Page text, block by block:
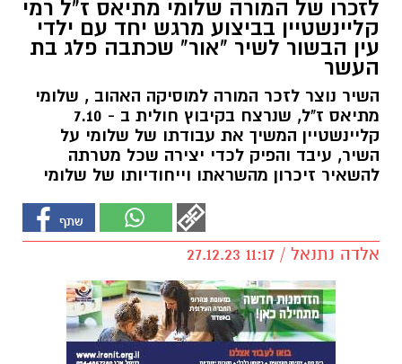
לזכרו של המורה שלומי מתיאס ז"ל רמי
קליינשטיין בביצוע מרגש יחד עם ילדי
עין הבשור לשיר "אור" שכתבה פלג בת
העשר
השיר נוצר לזכר המורה למוסיקה האהוב , שלומי
מתיאס ז"ל, שנרצח בקיבוץ חולית ב - 7.10
קליינשטיין המשיך את עבודתו של שלומי על
השיר, עיבד והפיק לכדי יצירה שכל מטרתה
להשאיר זיכרון מהשראתו וייחודיותו של שלומי
אלדה נתנאל / 11:17 27.12.23